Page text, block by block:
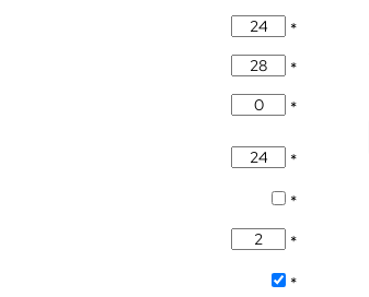
*
*
*
*
*
*
*